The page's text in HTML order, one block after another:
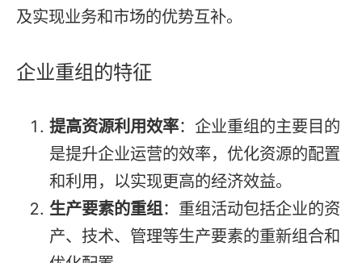
及实现业务和市场的优势互补。
企业重组的特征
提高资源利用效率：企业重组的主要目的
是提升企业运营的效率，优化资源的配置
和利用，以实现更高的经济效益。
生产要素的重组：重组活动包括企业的资
产、技术、管理等生产要素的重新组合和